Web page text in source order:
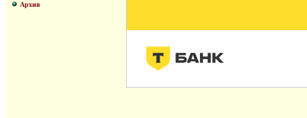
Архив